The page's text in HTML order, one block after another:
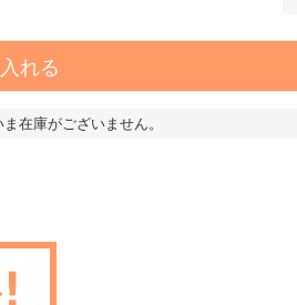
れる
在庫がございません。